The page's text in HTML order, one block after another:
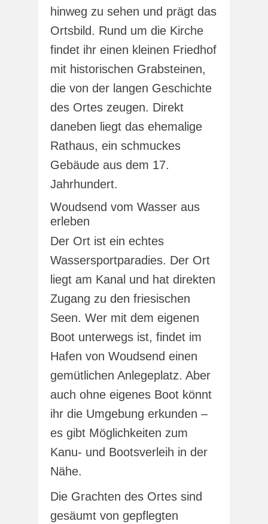
hinweg zu sehen und prägt das
Ortsbild. Rund um die Kirche
findet ihr einen kleinen Friedhof
mit historischen Grabsteinen,
die von der langen Geschichte
des Ortes zeugen. Direkt
daneben liegt das ehemalige
Rathaus, ein schmuckes
Gebäude aus dem 17.
Jahrhundert.
Woudsend vom Wasser aus
erleben
Der Ort ist ein echtes
Wassersportparadies. Der Ort
liegt am Kanal und hat direkten
Zugang zu den friesischen
Seen. Wer mit dem eigenen
Boot unterwegs ist, findet im
Hafen von Woudsend einen
gemütlichen Anlegeplatz. Aber
auch ohne eigenes Boot könnt
ihr die Umgebung erkunden –
es gibt Möglichkeiten zum
Kanu- und Bootsverleih in der
Nähe.
Die Grachten des Ortes sind
gesäumt von gepflegten